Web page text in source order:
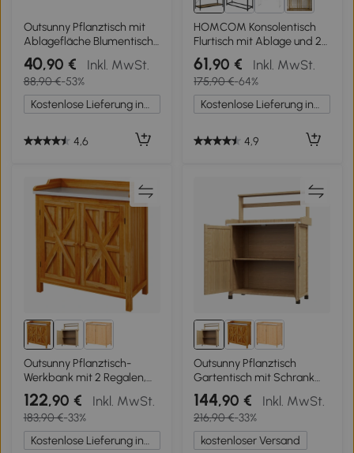
Outsunny Pflanztisch mit
Ablagefläche Blumentisch
Gärtnertisch Garten Holz
Hellbraun 80 x 40 x 84 cm
40,90 € Inkl. MwSt.
88,90 €-53%
Kostenlose Lieferung innerhalb Deutschlands
4,6
1+
HOMCOM Konsolentisch
Flurtisch mit Ablage und 2
Schubladen, 100 x 35 x
76,5 cm Beistelltisch
Sofatisch Ausstellungstisch
für Kleinen Raum, Eingang,
Flur, Wohnzimmer
61,90 € Inkl. MwSt.
175,90 €-64%
Kostenlose Lieferung innerhalb Deutschlands
4,9
Outsunny Pflanztisch-
Werkbank mit 2 Regalen,
verzinktes Tablett,
rutschfeste Gummifüße aus
Tannenholz
122,90 € Inkl. MwSt.
183,90 €-33%
Kostenlose Lieferung innerhalb Deutschlands
Outsunny Pflanztisch
Gartentisch mit Schrank
und Regalen und verzinkter
Arbeitsplatte rutschfeste
Gummifüße Tannenholz
gelb
144,90 € Inkl. MwSt.
216,90 €-33%
kostenloser Versand